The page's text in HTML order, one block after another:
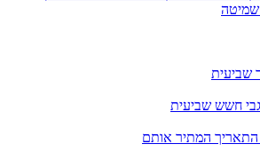
שמיטה
שביעית
חשש שביעית
התאריך המתיר אותם